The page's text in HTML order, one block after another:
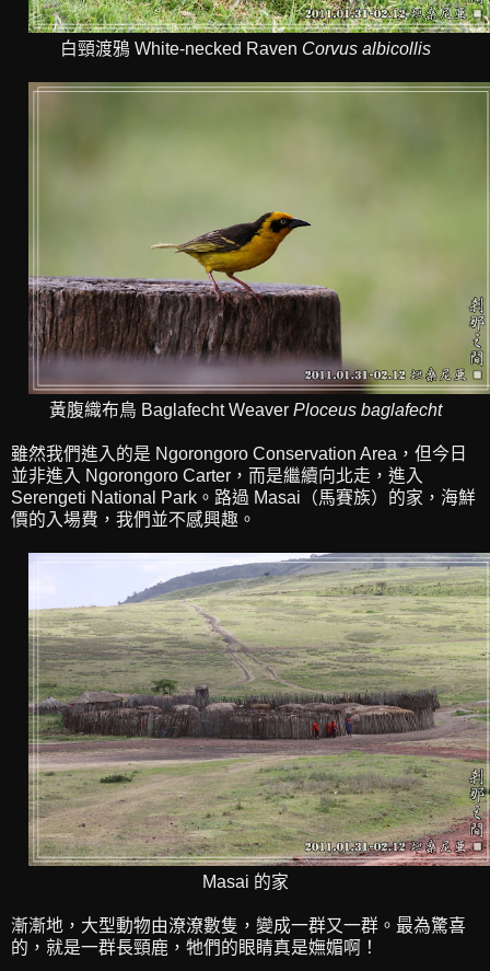
白頸渡鴉 White-necked Raven Corvus albicollis
黃腹織布鳥 Baglafecht Weaver Ploceus baglafecht
雖然我們進入的是 Ngorongoro Conservation Area，但今日
並非進入 Ngorongoro Carter，而是繼續向北走，進入
Serengeti National Park。路過 Masai（馬賽族）的家，海鮮
價的入場費，我們並不感興趣。
Masai 的家
漸漸地，大型動物由潦潦數隻，變成一群又一群。最為驚喜
的，就是一群長頸鹿，牠們的眼睛真是嫵媚啊！